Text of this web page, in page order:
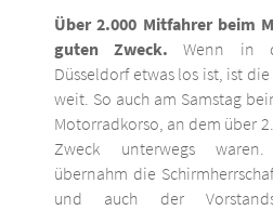
Über 2.000 Mitfahrer beim
guten Zweck. Wenn in
Düsseldorf etwas los ist, ist
weit. So auch am Samstag
Motorradkorso, an dem über
Zweck unterwegs
übernahm die
und auch der